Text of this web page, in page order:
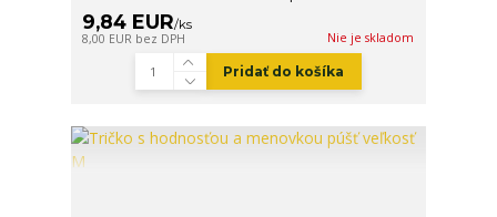
9,84 EUR/ks
8,00 EUR bez DPH Nie je skladom
Pridať do košíka